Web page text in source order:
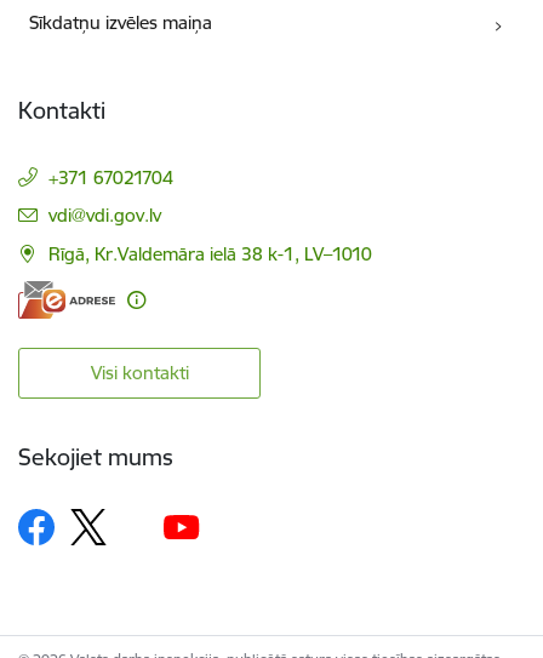
Sīkdatņu izvēles maiņa
Kontakti
+371 67021704
E-pasts:
vdi@vdi.gov.lv
Rīgā, Kr.Valdemāra ielā 38 k-1, LV–1010
Visi kontakti
Sekojiet mums